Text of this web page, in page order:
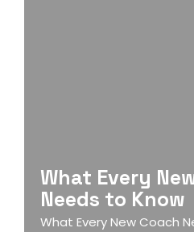
What Every
Needs to Know
What Every New Coach